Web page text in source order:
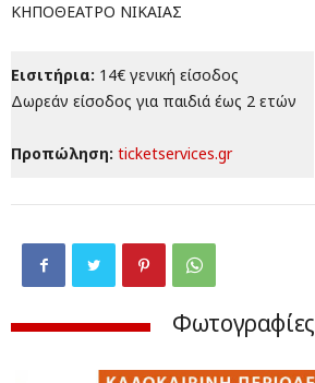
ΚΗΠΟΘΕΑΤΡΟ ΝΙΚΑΙΑΣ
Εισιτήρια: 14€ γενική είσοδος
Δωρεάν είσοδος για παιδιά έως 2 ετών
Προπώληση: ticketservices.gr
Φωτογραφίες